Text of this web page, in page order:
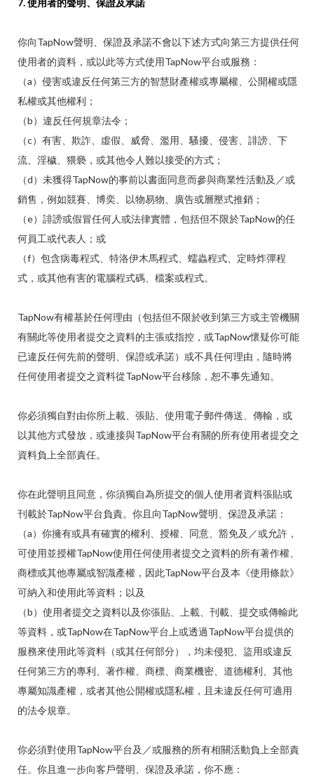
7. 使用者的聲明、保證及承諾
你向TapNow聲明、保證及承諾不會以下述方式向第三方提供任何
使用者的資料，或以此等方式使用TapNow平台或服務：
（a）侵害或違反任何第三方的智慧財產權或專屬權、公開權或隱
私權或其他權利；
（b）違反任何規章法令；
（c）有害、欺詐、虛假、威脅、濫用、騷擾、侵害、誹謗、下
流、淫穢、猥褻，或其他令人難以接受的方式；
（d）未獲得TapNow的事前以書面同意而參與商業性活動及／或
銷售，例如競賽、博奕、以物易物、廣告或層壓式推銷；
（e）誹謗或假冒任何人或法律實體，包括但不限於TapNow的任
何員工或代表人；或
（f）包含病毒程式、特洛伊木馬程式、蠕蟲程式、定時炸彈程
式，或其他有害的電腦程式碼、檔案或程式。
TapNow有權基於任何理由（包括但不限於收到第三方或主管機關
有關此等使用者提交之資料的主張或指控，或TapNow懷疑你可能
已違反任何先前的聲明、保證或承諾）或不具任何理由，隨時將
任何使用者提交之資料從TapNow平台移除，恕不事先通知。
你必須獨自對由你所上載、張貼、使用電子郵件傳送、傳輸，或
以其他方式發放，或連接與TapNow平台有關的所有使用者提交之
資料負上全部責任。
你在此聲明且同意，你須獨自為所提交的個人使用者資料張貼或
刊載於TapNow平台負責。你且向TapNow聲明、保證及承諾：
（a）你擁有或具有確實的權利、授權、同意、豁免及／或允許，
可使用並授權TapNow使用任何使用者提交之資料的所有著作權、
商標或其他專屬或智識產權，因此TapNow平台及本《使用條款》
可納入和使用此等資料；以及
（b）使用者提交之資料以及你張貼、上載、刊載、提交或傳輸此
等資料，或TapNow在TapNow平台上或透過TapNow平台提供的
服務來使用此等資料（或其任何部分），均未侵犯、盜用或違反
任何第三方的專利、著作權、商標、商業機密、道德權利、其他
專屬知識產權，或者其他公開權或隱私權，且未違反任何可適用
的法令規章。
你必須對使用TapNow平台及／或服務的所有相關活動負上全部責
任。你且進一步向客戶聲明、保證及承諾，你不應：